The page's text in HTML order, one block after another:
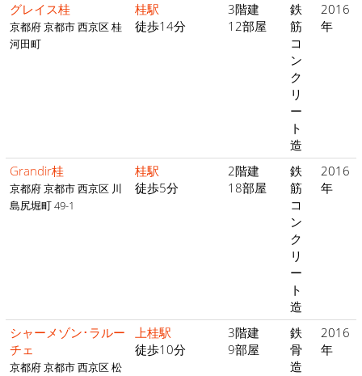
グレイス桂
京都府 京都市 西京区 桂
河田町
桂駅
徒歩14分
3階建
12部屋
鉄
筋
コ
ン
ク
リ
ー
ト
造
2016
年
Grandir桂
京都府 京都市 西京区 川
島尻堀町 49-1
桂駅
徒歩5分
2階建
18部屋
鉄
筋
コ
ン
ク
リ
ー
ト
造
2016
年
シャーメゾン･ラルー
チェ
京都府 京都市 西京区 松
上桂駅
徒歩10分
3階建
9部屋
鉄
骨
造
2016
年